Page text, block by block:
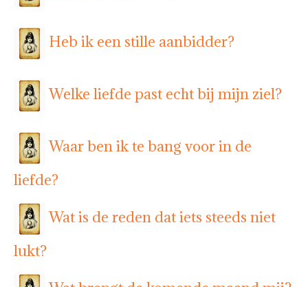
Heb ik een stille aanbidder?
Welke liefde past echt bij mijn ziel?
Waar ben ik te bang voor in de
liefde?
Wat is de reden dat iets steeds niet
lukt?